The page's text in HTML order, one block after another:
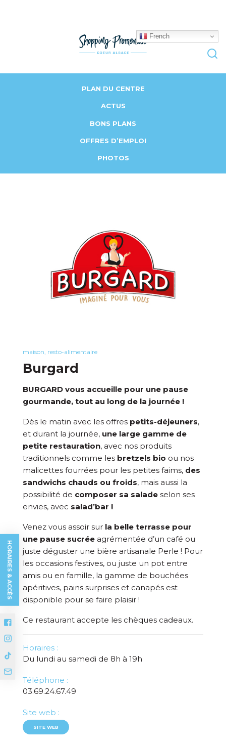
French
PLAN DU CENTRE
ACTUS
BONS PLANS
OFFRES D’EMPLOI
PHOTOS
maison, resto-alimentaire
Burgard
BURGARD vous accueille pour une pause
gourmande, tout au long de la journée !
Dès le matin avec les offres petits-déjeuners,
et durant la journée, une large gamme de
petite restauration, avec nos produits
traditionnels comme les bretzels bio ou nos
malicettes fourrées pour les petites faims, des
sandwichs chauds ou froids, mais aussi la
possibilité de composer sa salade selon ses
envies, avec salad’bar !
Venez vous assoir sur la belle terrasse pour
une pause sucrée agrémentée d’un café ou
juste déguster une bière artisanale Perle ! Pour
les occasions festives, ou juste un pot entre
amis ou en famille, la gamme de bouchées
apéritives, pains surprises et canapés est
disponible pour se faire plaisir !
Ce restaurant accepte les chèques cadeaux.
Horaires :
Du lundi au samedi de 8h à 19h
Téléphone :
03.69.24.67.49
Site web :
SITE WEB
HORAIRES & ACCÈS